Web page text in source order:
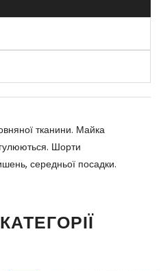
тканини. Майка
Шорти
середньої посадки.